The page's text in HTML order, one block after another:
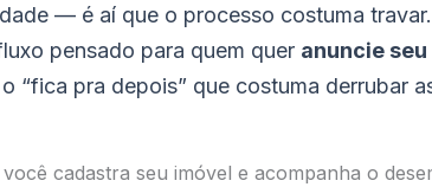
— é aí que o processo costuma
pensado para quem quer anuncie
o “fica pra depois” que costuma derrubar
cadastra seu imóvel e acompanha o